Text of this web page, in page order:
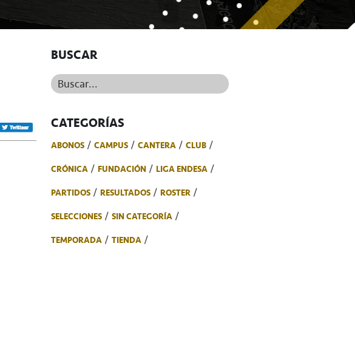
BUSCAR
Buscar...
CATEGORÍAS
ABONOS CAMPUS CANTERA
CLUB
CRÓNICA
FUNDACIÓN
LIGA ENDESA
PARTIDOS
RESULTADOS
ROSTER
SELECCIONES
SIN CATEGORÍA
TEMPORADA
TIENDA